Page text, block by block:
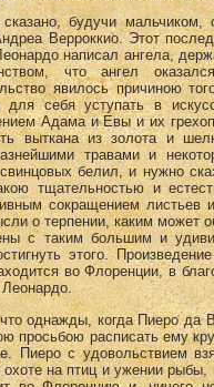
будучи мальчиком,
Верроккио. Этот
написал ангела,
что ангел
явилось причиною
себя уступать в
Адама и Евы и их
выткана из золота и
травами и
белил, и нужно
тщательностью и
сокращением
о терпении, каким может
с таким большим и
этого.
во Флоренции, в
однажды, когда Пиеро да
просьбою расписать ему
Пиеро с удовольствием
охоте на птиц и ужении